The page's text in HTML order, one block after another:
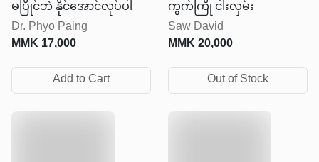
မပြိုင်ဘဲ နိုင်အောင်လုပ်ပါ
Dr. Phyo Paing
MMK17,000
Add to Cart
ကွက်ကြို ငါးလှမ်း
Saw David
MMK20,000
Out of Stock